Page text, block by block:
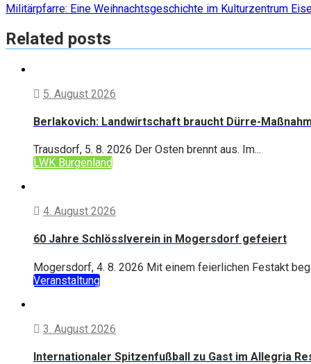
Beitragsnavigation
Militärpfarre: Eine Weihnachtsgeschichte im Kulturzentrum
Related posts
5. August 2026
Berlakovich: Landwirtschaft braucht Dürre-
Trausdorf, 5. 8. 2026 Der Osten brennt aus. Im...
LWK Burgenland
4. August 2026
60 Jahre Schlösslverein in Mogersdorf gefeiert
Mogersdorf, 4. 8. 2026 Mit einem feierlichen Festakt
Veranstaltung
3. August 2026
Internationaler Spitzenfußball zu Gast im Allegria